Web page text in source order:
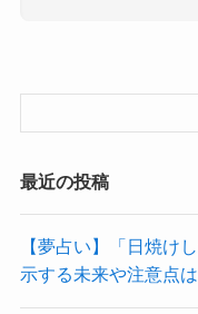
最近の投稿
【夢占い】「日焼け
示する未来や注意点は